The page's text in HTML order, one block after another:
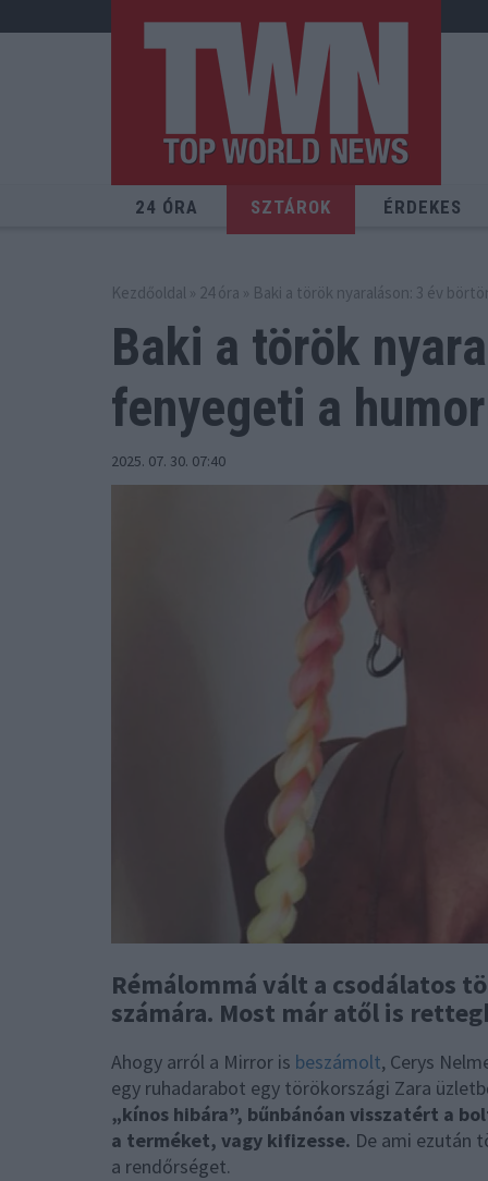
24 ÓRA SZTÁROK ÉRDEKES
Kezdőoldal » 24 óra » Baki a török nyaraláson: 3 év
Baki a török
fenyegeti a
2025. 07. 30. 07:40
Rémálommá vált a csodálatos
számára. Most már atől is
Ahogy arról a Mirror is beszámolt, Cerys
egy ruhadarabot egy törökországi Zara
„kínos hibára”, bűnbánóan visszatért a
a terméket, vagy kifizesse. De ami ezután
a rendőrséget.